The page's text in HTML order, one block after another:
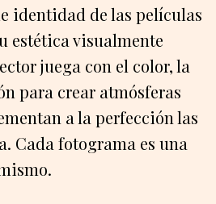
identidad de las películas
estética visualmente
juega con el color, la
para crear atmósferas
a la perfección las
Cada fotograma es una